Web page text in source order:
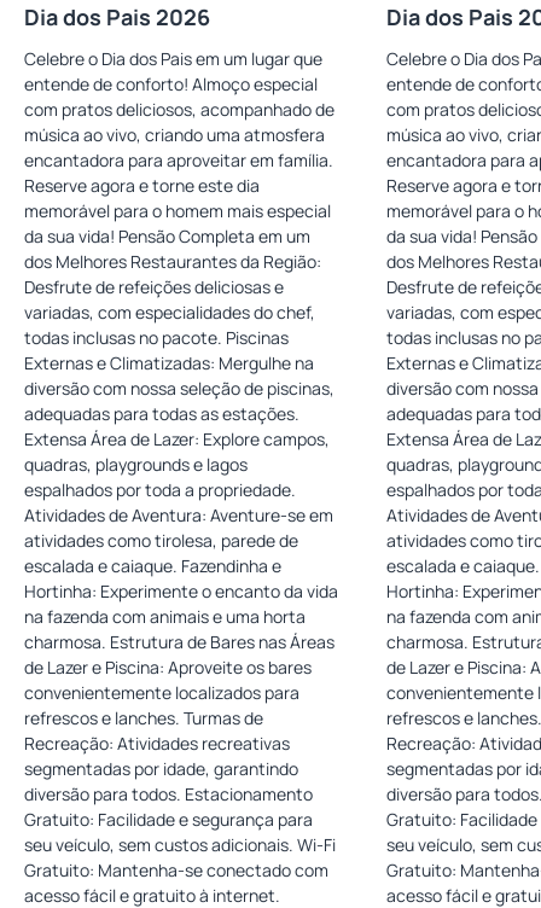
Dia dos Pais 2026
Celebre o Dia dos Pais em um lugar que
entende de conforto! Almoço especial
com pratos deliciosos, acompanhado de
música ao vivo, criando uma atmosfera
encantadora para aproveitar em família.
Reserve agora e torne este dia
memorável para o homem mais especial
da sua vida! Pensão Completa em um
dos Melhores Restaurantes da Região:
Desfrute de refeições deliciosas e
variadas, com especialidades do chef,
todas inclusas no pacote. Piscinas
Externas e Climatizadas: Mergulhe na
diversão com nossa seleção de piscinas,
adequadas para todas as estações.
Extensa Área de Lazer: Explore campos,
quadras, playgrounds e lagos
espalhados por toda a propriedade.
Atividades de Aventura: Aventure-se em
atividades como tirolesa, parede de
escalada e caiaque. Fazendinha e
Hortinha: Experimente o encanto da vida
na fazenda com animais e uma horta
charmosa. Estrutura de Bares nas Áreas
de Lazer e Piscina: Aproveite os bares
convenientemente localizados para
refrescos e lanches. Turmas de
Recreação: Atividades recreativas
segmentadas por idade, garantindo
diversão para todos. Estacionamento
Gratuito: Facilidade e segurança para
seu veículo, sem custos adicionais. Wi-Fi
Gratuito: Mantenha-se conectado com
acesso fácil e gratuito à internet.
Dia dos Pais
Reembolsável
Celebre o Dia dos
entende de
com pratos
música ao vivo,
encantadora para
Reserve agora e
memorável para o
da sua vida!
dos Melhores
Desfrute de
variadas, com
todas inclusas no
Externas e
diversão com
adequadas para
Extensa Área de
quadras,
espalhados por
Atividades de
atividades como
escalada e
Hortinha:
na fazenda com
charmosa.
de Lazer e Piscina:
convenientemente
refrescos e
Recreação:
segmentadas por
diversão para
Gratuito:
seu veículo, sem
Gratuito:
acesso fácil e